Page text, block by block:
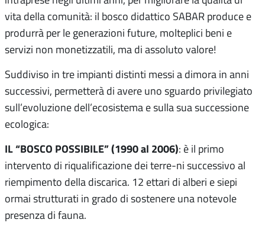
vita della comunità: il bosco didattico SABAR produce e
produrrà per le generazioni future, molteplici beni e
servizi non monetizzatili, ma di assoluto valore!
Suddiviso in tre impianti distinti messi a dimora in anni
successivi, permetterà di avere uno sguardo privilegiato
sull’evoluzione dell’ecosistema e sulla sua successione
ecologica:
IL “BOSCO POSSIBILE” (1990 al 2006): è il primo
intervento di riqualificazione dei terre-ni successivo al
riempimento della discarica. 12 ettari di alberi e siepi
ormai strutturati in grado di sostenere una notevole
presenza di fauna.